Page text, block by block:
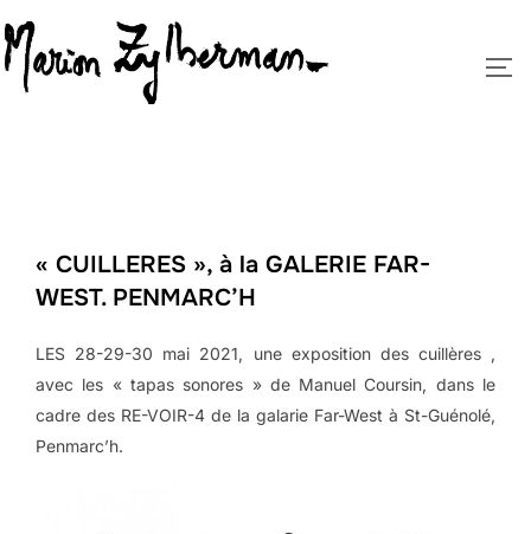
Aller
au
contenu
« CUILLERES », à la GALERIE FAR-
WEST. PENMARC’H
LES 28-29-30 mai 2021, une exposition des cuillères ,
avec les « tapas sonores » de Manuel Coursin, dans le
cadre des RE-VOIR-4 de la galarie Far-West à St-Guénolé,
Penmarc’h.